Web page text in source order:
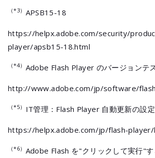
（*3） APSB15-18
https://helpx.adobe.com/security/
player/apsb15-18.html
（*4） Adobe Flash Player のバージョンテ
http://www.adobe.com/jp/software/
（*5） IT管理：Flash Player 自動更新の設定
https://helpx.adobe.com/jp/flash-
（*6） Adobe Flash を"クリックして実行"す